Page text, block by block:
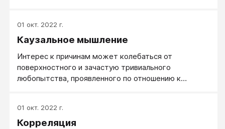
01 окт. 2022 г.
Каузальное мышление
Интерес к причинам может колебаться от
поверхностного и зачастую тривиального
любопытства, проявленного по отношению к
Вследствие широкого разнообразия форм интереса
к причинно-следственным отношениям
01 окт. 2022 г.
Корреляция